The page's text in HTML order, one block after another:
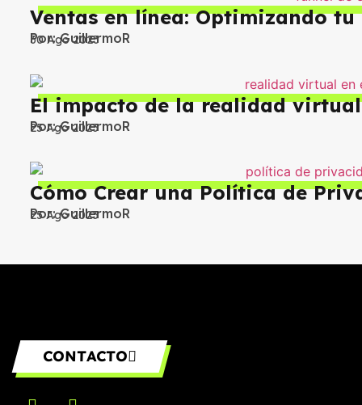
n
*
Ventas en línea: Optimizando
Por:GuillermoR
30 Ago 2023
El impacto de la realidad
Por:GuillermoR
25 Ago 2023
Cómo Crear una Política de
Por:GuillermoR
25 Ago 2023
CONTACTO